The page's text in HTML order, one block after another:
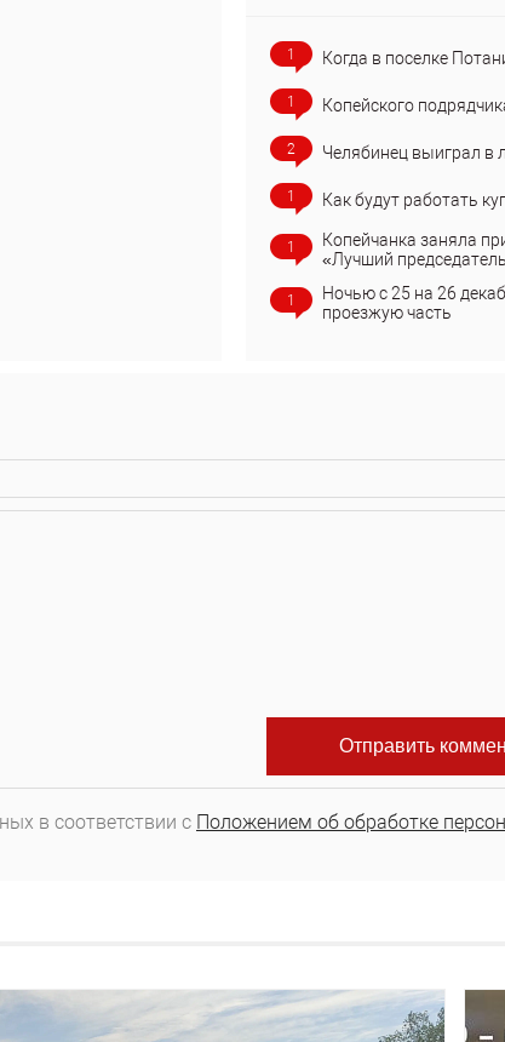
1 Когда в поселке
1 Копейского
2 Челябинец выиграл в
1 Как будут работать
1
Копейчанка заняла
«Лучший
1
Ночью с 25 на 26
проезжую часть
в соответствии с Положением об обработке